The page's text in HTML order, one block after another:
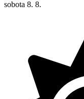
sobota 8. 8.